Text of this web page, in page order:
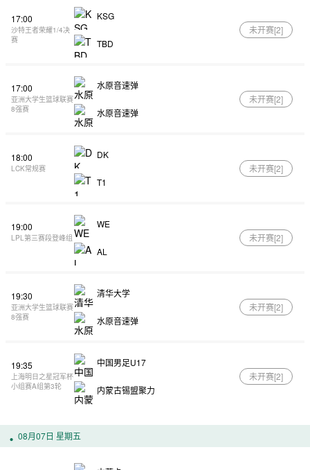
17:00
沙特王者荣耀1/4决
赛
KSG
TBD
未开赛[2]
17:00
亚洲大学生篮球联赛
8强赛
水原音速弹
水原音速弹
未开赛[2]
18:00
LCK常规赛
DK
T1
未开赛[2]
19:00
LPL第三赛段登峰组
WE
AL
未开赛[2]
19:30
亚洲大学生篮球联赛
8强赛
清华大学
水原音速弹
未开赛[2]
19:35
上海明日之星冠军杯
小组赛A组第3轮
中国男足U17
内蒙古锡盟聚力
未开赛[2]
08月07日 星期五